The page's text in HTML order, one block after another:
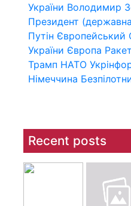
України Володимир
Президент
Путін Європейський
України Європа
Трамп НАТО
Німеччина
Recent posts